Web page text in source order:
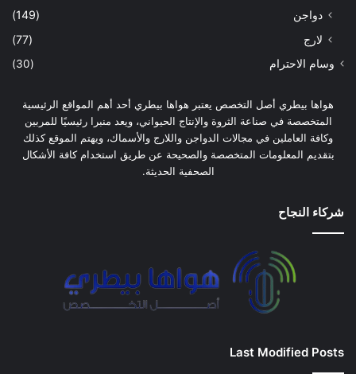
دواجن
(149)
لارج
(77)
وسام الاحترام (30)
هواها بيطري أصل التخصص يعتبر هواها بيطري أحد أهم المواقع الرئيسية
المتخصصة في صناعة الثروة والإنتاج الحيواني، ويعد منبرا رئيسيًا للمربين
وكافة العاملين في مجالات الدواجن واللارج والأسماك، ويهتم الموقع كذلك
بتقديم المعلومات المتخصصة والصحيحة عن طريق استخدام كافة الأشكال
الصحفية الحديثة.
شركاء النجاح
Last Modified Posts